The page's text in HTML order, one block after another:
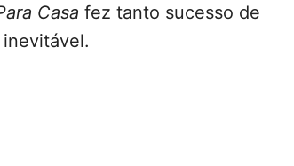
Casa fez tanto sucesso de